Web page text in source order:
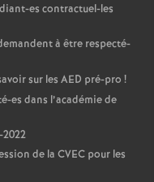
es contractuel-les
à être respecté-
sur les AED pré-pro !
es dans l’académie de
de la CVEC pour les